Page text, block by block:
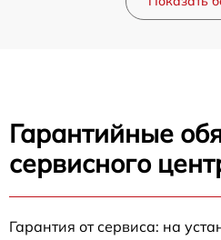
Гарантийные
сервисного
Гарантия от сервиса: на